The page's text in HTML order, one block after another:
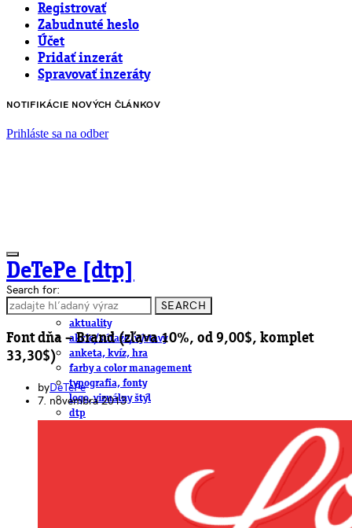
Registrovať
Zabudnuté heslo
Účet
Pridať inzerát
Spravovať inzeráty
NOTIFIKÁCIE NOVÝCH ČLÁNKOV
Prihláste sa na odber
DeTePe [dtp]
ČLÁNKY
aktuality
akcie/súťaže/výstavy
anketa, kvíz, hra
farby a color management
typografia, fonty
logo, vizuálny štýl
dtp
Search for:
SEARCH
Font dňa – Brand (zľava 10%, od 9,00$, komplet
33,30$)
byDeTePe
7. novembra 2013